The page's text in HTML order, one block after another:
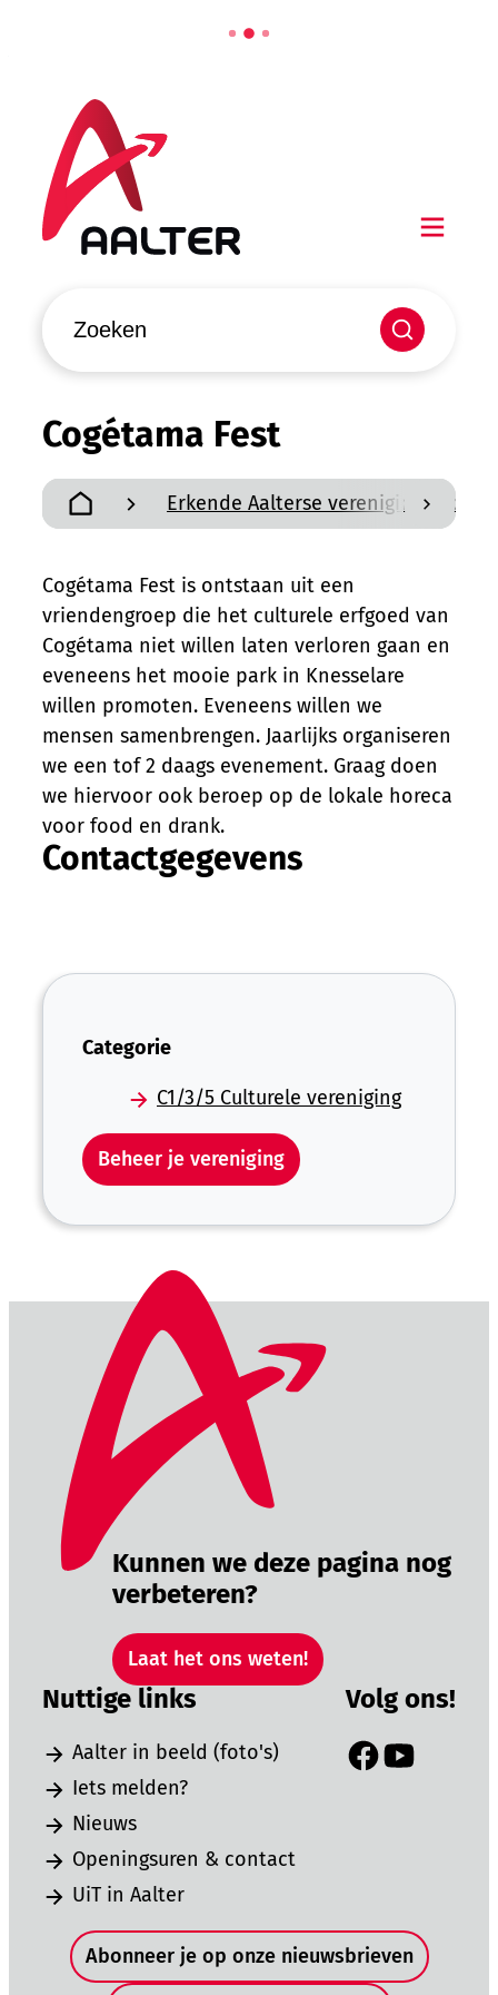
Aalter
Zoeken
Cogétama Fest
scroll
Startpagina
Erkende Aalterse verenigingen en
Cogétama Fest is ontstaan uit een
vriendengroep die het culturele erfgoed van
Cogétama niet willen laten verloren gaan en
eveneens het mooie park in Knesselare
willen promoten. Eveneens willen we
mensen samenbrengen. Jaarlijks organiseren
we een tof 2 daags evenement. Graag doen
we hiervoor ook beroep op de lokale horeca
voor food en drank.
Contactgegevens
Categorie
C1/3/5 Culturele vereniging
Beheer je vereniging
Kunnen we deze pagina nog
verbeteren?
Laat het ons weten!
Nuttige links
Aalter in beeld (foto's)
Iets melden?
Nieuws
Openingsuren & contact
UiT in Aalter
Volg ons!
Facebook
YouTube
Snel naar
Abonneer je op onze nieuwsbrieven